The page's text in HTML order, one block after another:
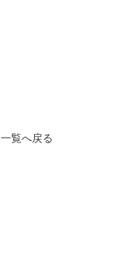
一覧へ戻る